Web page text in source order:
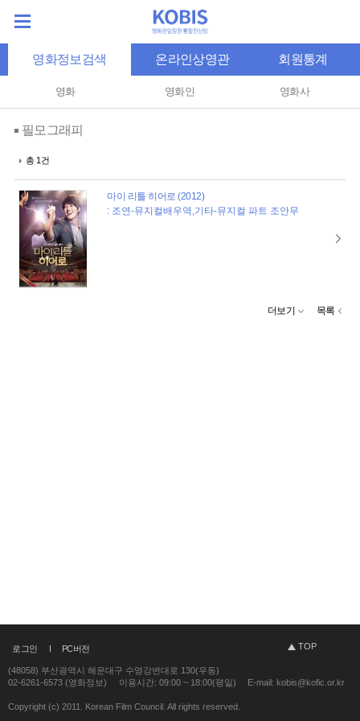
영화정보검색 온라인상영관 회원통계
영화 영화인 영화사
필모그래피
총 1건
마이 리틀 히어로 (2012)
: 조연-뮤지컬배우역,기타-뮤지컬 파트 조안무
더보기 목록
로그인 PC버전 TOP
(48058) 부산광역시 해운대구 수영강변대로 130(우동)
02-6261-6573 (영화정보)
이용시간: 09:00 ~ 18:00(평일) E-mail: kobis@kofic.or.kr
Copyright (c) 2011. Korean Film Council. All rights reserved.